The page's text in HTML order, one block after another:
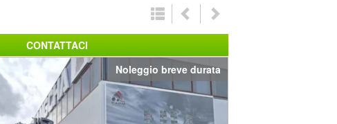
Noleggio breve durata
CONTATTACI